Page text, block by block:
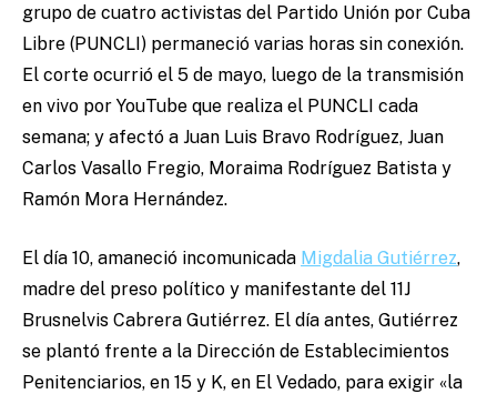
grupo de cuatro activistas del Partido Unión por Cuba
Libre (PUNCLI) permaneció varias horas sin conexión.
El corte ocurrió el 5 de mayo, luego de la transmisión
en vivo por YouTube que realiza el PUNCLI cada
semana; y afectó a Juan Luis Bravo Rodríguez, Juan
Carlos Vasallo Fregio, Moraima Rodríguez Batista y
Ramón Mora Hernández.
El día 10, amaneció incomunicada Migdalia Gutiérrez,
madre del preso político y manifestante del 11J
Brusnelvis Cabrera Gutiérrez. El día antes, Gutiérrez
se plantó frente a la Dirección de Establecimientos
Penitenciarios, en 15 y K, en El Vedado, para exigir «la